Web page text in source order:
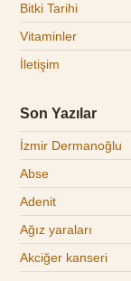
Bitki Tarihi
Vitaminler
İletişim
Son Yazılar
İzmir Dermanoğlu
Abse
Adenit
Ağız yaraları
Akciğer kanseri